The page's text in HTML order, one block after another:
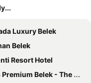
Luxury Belek
Belek
Resort Hotel
Belek - The Land of Legends Access